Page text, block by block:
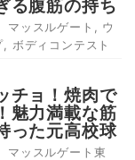
る腹筋の持ち
マッスルゲート
ウ
ボディコンテスト
チョ！焼肉で
魅力満載な筋
った元高校球
マッスルゲート東